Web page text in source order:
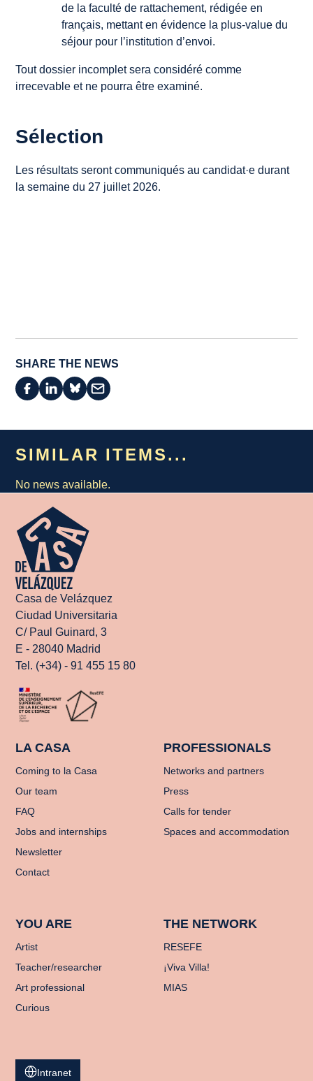
de la faculté de rattachement, rédigée en
français, mettant en évidence la plus-value du
séjour pour l’institution d’envoi.
Tout dossier incomplet sera considéré comme
irrecevable et ne pourra être examiné.
Sélection
Les résultats seront communiqués au candidat·e durant
la semaine du 27 juillet 2026.
SHARE THE NEWS
SIMILAR ITEMS...
No news available.
Casa de Velázquez
Ciudad Universitaria
C/ Paul Guinard, 3
E - 28040 Madrid
Tel. (+34) - 91 455 15 80
LA CASA
Coming to la Casa
Our team
FAQ
Jobs and internships
Newsletter
Contact
PROFESSIONALS
Networks and partners
Press
Calls for tender
Spaces and accommodation
YOU ARE
Artist
Teacher/researcher
Art professional
Curious
THE NETWORK
RESEFE
¡Viva Villa!
MIAS
Intranet